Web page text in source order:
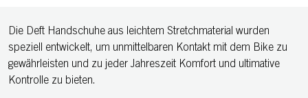
Die Deft Handschuhe aus leichtem Stretchmaterial wurden
speziell entwickelt, um unmittelbaren Kontakt mit dem Bike zu
gewährleisten und zu jeder Jahreszeit Komfort und ultimative
Kontrolle zu bieten.